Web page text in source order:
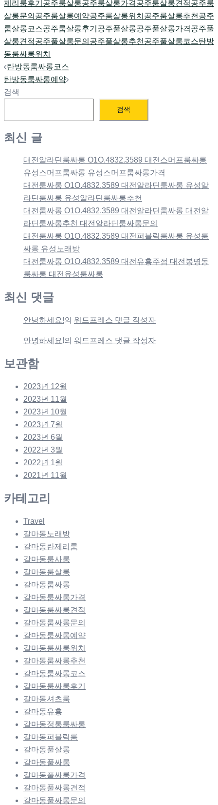
제리룸후기 공주룸살롱공주룸살롱가격공주룸살롱견적공주룸
살롱문의 공주룸살롱예약공주룸살롱위치 공주룸살롱추천 공주
룸살롱코스공주룸살롱후기 공주풀살롱공주풀살롱가격공주풀
살롱견적공주풀살롱문의 공주풀살롱추천 공주풀살롱코스탄방
동룸싸롱위치
Post
navigation
탄방동룸싸롱코스
탄방동룸싸롱예약
검색
검색
최신 글
대전알라딘룸싸롱 O1O.4832.3589 대전스머프룸싸롱
유성스머프룸싸롱 유성스머프룸싸롱가격
대전룸싸롱 O1O.4832.3589 대전알라딘룸싸롱 유성알
라딘룸싸롱 유성알라딘룸싸롱추천
대전룸싸롱 O1O.4832.3589 대전알라딘룸싸롱 대전알
라딘룸싸롱추천 대전알라딘룸싸롱문의
대전룸싸롱 O1O.4832.3589 대전퍼블릭룸싸롱 유성룸
싸롱 유성노래방
대전룸싸롱 O1O.4832.3589 대전유흥주점 대전봉명동
룸싸롱 대전유성룸싸롱
최신 댓글
안녕하세요!의 워드프레스 댓글 작성자
안녕하세요!의 워드프레스 댓글 작성자
보관함
2023년 12월
2023년 11월
2023년 10월
2023년 7월
2023년 6월
2022년 3월
2022년 1월
2021년 11월
카테고리
Travel
갈마동노래방
갈마동란제리룸
갈마동룸사롱
갈마동룸살롱
갈마동룸싸롱
갈마동룸싸롱가격
갈마동룸싸롱견적
갈마동룸싸롱문의
갈마동룸싸롱예약
갈마동룸싸롱위치
갈마동룸싸롱추천
갈마동룸싸롱코스
갈마동룸싸롱후기
갈마동셔츠룸
갈마동유흥
갈마동정통룸싸롱
갈마동퍼블릭룸
갈마동풀살롱
갈마동풀싸롱
갈마동풀싸롱가격
갈마동풀싸롱견적
갈마동풀싸롱문의